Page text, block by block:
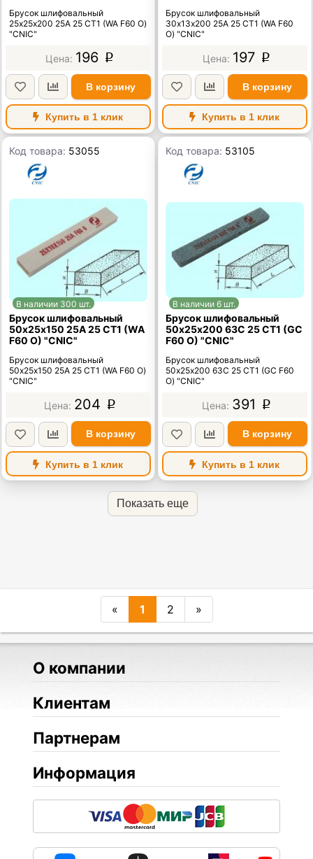
Брусок шлифовальный
25х25х200 25А 25 СТ1 (WA F60 O)
"CNIC"
196 p
В корзину
Купить в 1 клик
Брусок шлифовальный
30х13х200 25А 25 СТ1 (WA F60
O) "CNIC"
197 p
В корзину
Купить в 1 клик
Код товара: 53055
В наличии 300 шт.
Брусок шлифовальный
50х25х150 25А 25 СТ1 (WA
F60 O) "CNIC"
Брусок шлифовальный
50х25х150 25А 25 СТ1 (WA F60 O)
"CNIC"
204 p
В корзину
Купить в 1 клик
Код товара: 53105
В наличии 6 шт.
Брусок шлифовальный
50х25х200 63C 25 СТ1 (GC
F60 O) "CNIC"
Брусок шлифовальный
50х25х200 63C 25 СТ1 (GC F60
O) "CNIC"
391 p
В корзину
Купить в 1 клик
Показать еще
« 1 2 »
О компании
Клиентам
Партнерам
Информация